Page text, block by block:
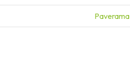
Paverama